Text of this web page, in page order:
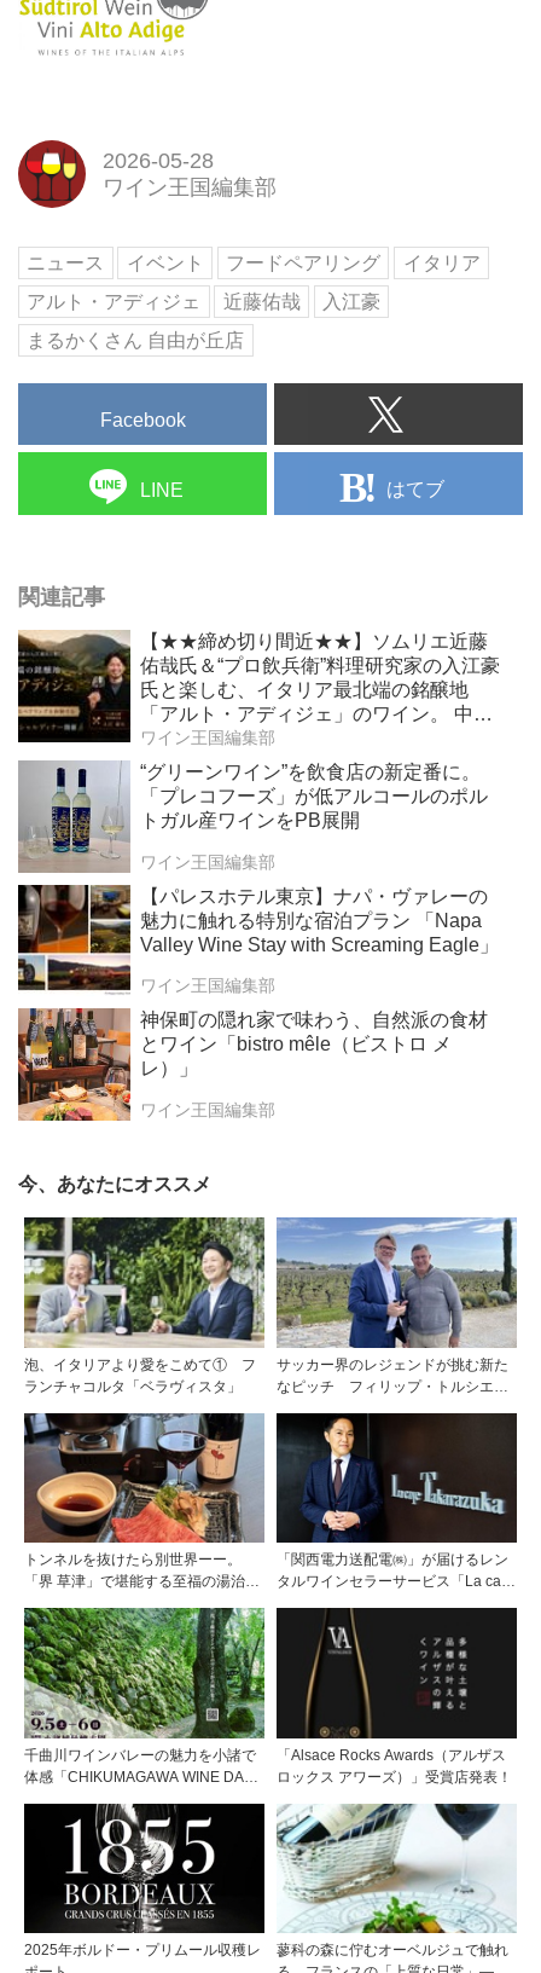
中国料理との新たなペアリングを
2026-05-28
ワイン王国編集部
ニュース イベント フードペアリング
イタリア
アルト・アディジェ
近藤佑哉
入江豪
まるかくさん 自由が丘店
Facebook
LINE はてブ
関連記事
【★★締め切り間近★★】ソムリエ近藤
佑哉氏＆“プロ飲兵衛”料理研究家の入江豪
氏と楽しむ、イタリア最北端の銘醸地
「アルト・アディジェ」のワイン。 中国
料理との新たなペアリングを体験する、
一夜限りのスペシャルディナーを2026年6
月19日（金）開催！
ワイン王国編集部
“グリーンワイン”を飲食店の新定番に。
「プレコフーズ」が低アルコールのポル
トガル産ワインをPB展開
ワイン王国編集部
【パレスホテル東京】ナパ・ヴァレーの
魅力に触れる特別な宿泊プラン 「Napa
Valley Wine Stay with Screaming Eagle」
ワイン王国編集部
神保町の隠れ家で味わう、自然派の食材
とワイン「bistro mêle（ビストロ メ
レ）」
ワイン王国編集部
今、あなたにオススメ
泡、イタリアより愛をこめて① フ
ランチャコルタ「ベラヴィスタ」
サッカー界のレジェンドが挑む新た
なピッチ フィリップ・トルシエが
トンネルを抜けたら別世界ーー。
「界 草津」で堪能する至福の湯治と
「関西電力送配電㈱」が届けるレン
タルワインセラーサービス「La cave
ェフソムリエの塚元 晃氏が初訪問！
千曲川ワインバレーの魅力を小諸で
体感「CHIKUMAGAWA WINE DAYS
「Alsace Rocks Awards（アルザス
ロックス アワーズ）」受賞店発表！
2025年ボルドー・プリムール収穫レ
蓼科の森に佇むオーベルジュで触れ